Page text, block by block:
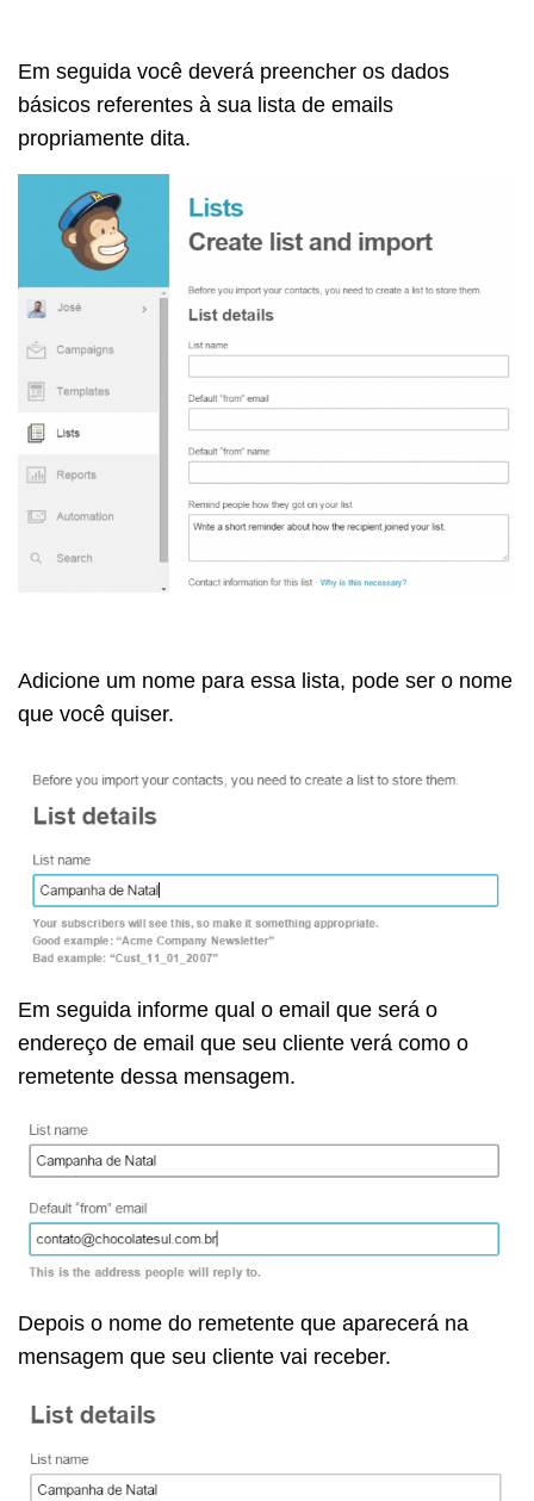
Em seguida você deverá preencher os dados
básicos referentes à sua lista de emails
propriamente dita.
Adicione um nome para essa lista, pode ser o nome
que você quiser.
Em seguida informe qual o email que será o
endereço de email que seu cliente verá como o
remetente dessa mensagem.
Depois o nome do remetente que aparecerá na
mensagem que seu cliente vai receber.